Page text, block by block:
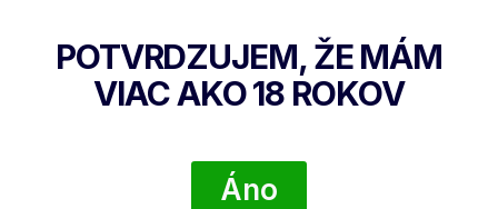
Cream, 318 G
DETAIL PRODUKTU
POTVRDZUJEM, ŽE MÁM
VIAC AKO18 ROKOV
Áno